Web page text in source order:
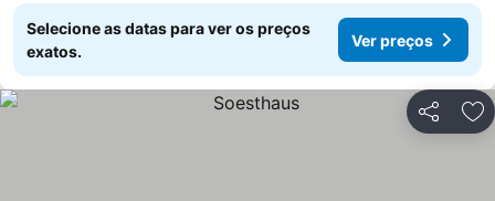
Selecione as datas para ver os preços
exatos.
Ver preços
Partilhar